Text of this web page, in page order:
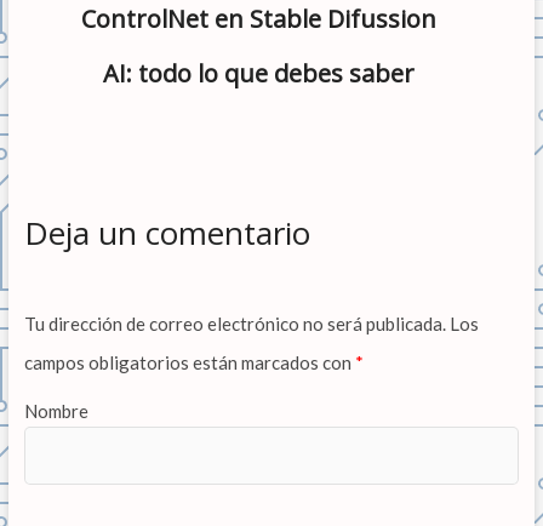
ControlNet en Stable Difussion
AI: todo lo que debes saber
Deja un comentario
Tu dirección de correo electrónico no será publicada. Los
campos obligatorios están marcados con *
Nombre